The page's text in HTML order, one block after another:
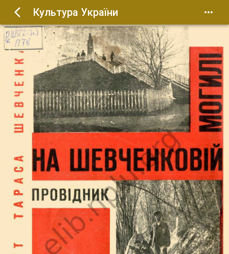
Культура України